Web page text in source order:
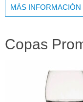
MÁS INFORMACIÓN
Copas